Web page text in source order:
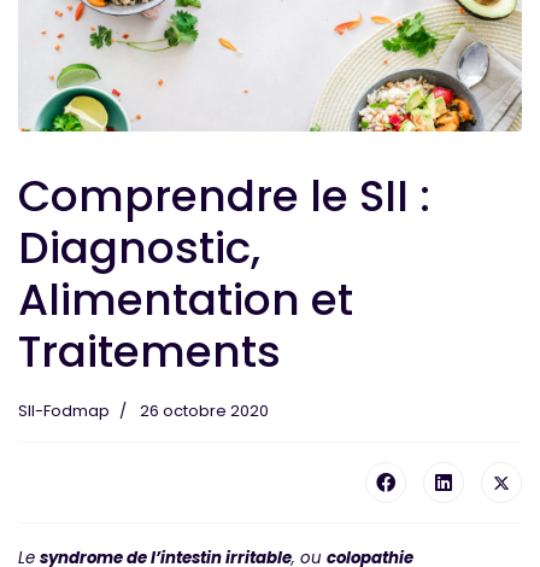
Comprendre le SII :
Diagnostic,
Alimentation et
Traitements
SII-Fodmap 26 octobre 2020
Le syndrome de l’intestin irritable, ou colopathie